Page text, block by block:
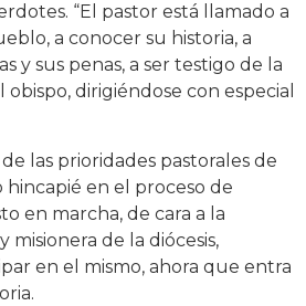
“El pastor está llamado a
a conocer su historia, a
y sus penas, a ser testigo de la
obispo, dirigiéndose con especial
las prioridades pastorales de
hincapié en el proceso de
en marcha, de cara a la
misionera de la diócesis,
en el mismo, ahora que entra